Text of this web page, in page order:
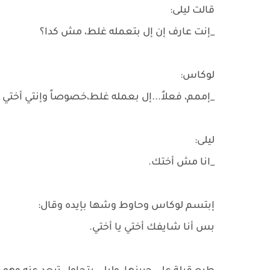
قالت ليلى:
_إنت عارف إن إل بتعمله غلط، مش كدا؟
لوكاس:
_إممم، فعلاً...إل بعمله غلط،خصوصاً وإنتي أختي
ليلى:
_انا مش أختك.
إبتسم لوكاس وحاوط وشها بإيده وقال:
بس أنا شايفك أختي يا أختي.